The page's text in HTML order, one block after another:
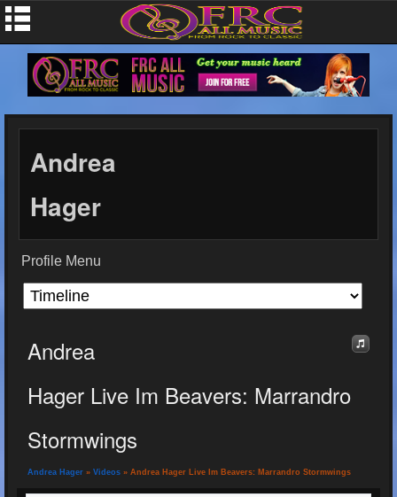
Andrea
Hager
Profile Menu
Andrea
Hager Live Im Beavers: Marrandro
Stormwings
Andrea Hager » Videos » Andrea Hager Live Im Beavers: Marrandro Stormwings